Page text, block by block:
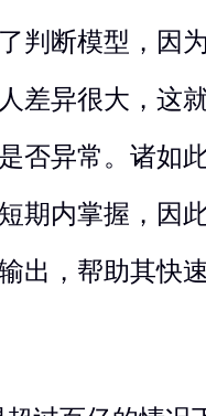
判断模型，因
差异很大，这
否异常。诸如
期内掌握，因
出，帮助其快